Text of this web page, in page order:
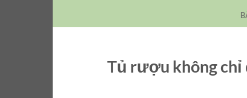
Tủ rượu không chỉ